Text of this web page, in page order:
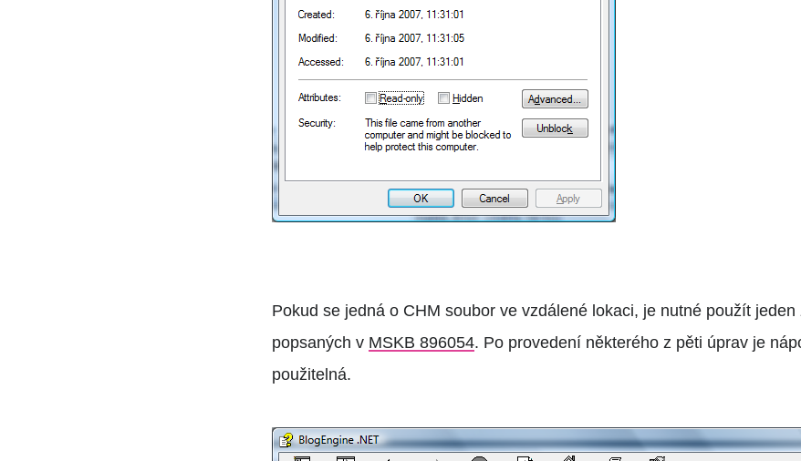
Pokud se jedná o CHM soubor ve vzdálené lokaci, je nutné použít jeden
popsaných v MSKB 896054. Po provedení některého z pěti úprav je
použitelná.